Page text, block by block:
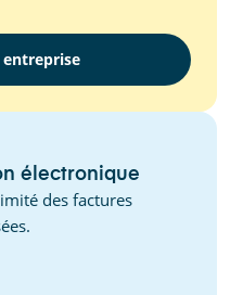
électronique
des factures